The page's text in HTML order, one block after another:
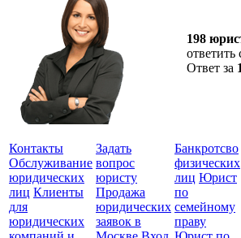
198
ответить
Ответ за
Контакты
Обслуживание
юридических
лиц Клиенты
для
юридических
Задать
вопрос
юристу
Продажа
юридических
заявок в
Банкротсво
физических
лиц Юрист
по
семейному
праву